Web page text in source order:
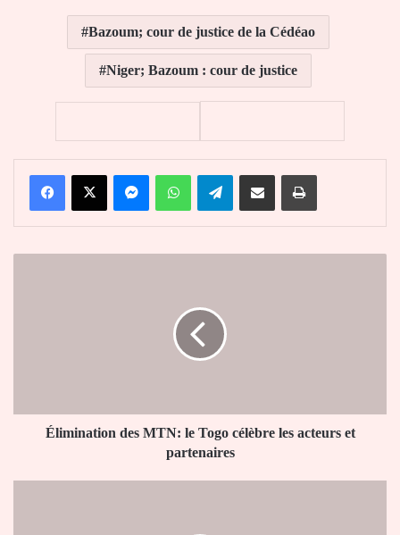
Bazoum; cour de justice de la Cédéao
Niger; Bazoum : cour de justice
FacebookX MessengerWhatsAppTelegramPartager par email Imprimer
et
partenairesÉlimination des MTN: le Togo célèbre les acteurs et
partenaires